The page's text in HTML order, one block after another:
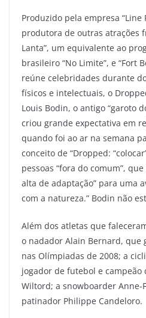
Produzido pela empresa “Line
produtora de outras atrações
Lanta”, um equivalente ao
brasileiro “No Limite”, e “Fort
reúne celebridades durante
físicos e intelectuais, o
Louis Bodin, o antigo “garoto
criou grande expectativa em
quando foi ao ar na semana
conceito de “Dropped:
pessoas “fora do comum”,
alta de adaptação” para uma
com a natureza.” Bodin não
Além dos atletas que
o nadador Alain Bernard, que
nas Olímpiadas de 2008; a
jogador de futebol e campeão
Wiltord; a snowboarder Anne-
patinador Philippe Candeloro.